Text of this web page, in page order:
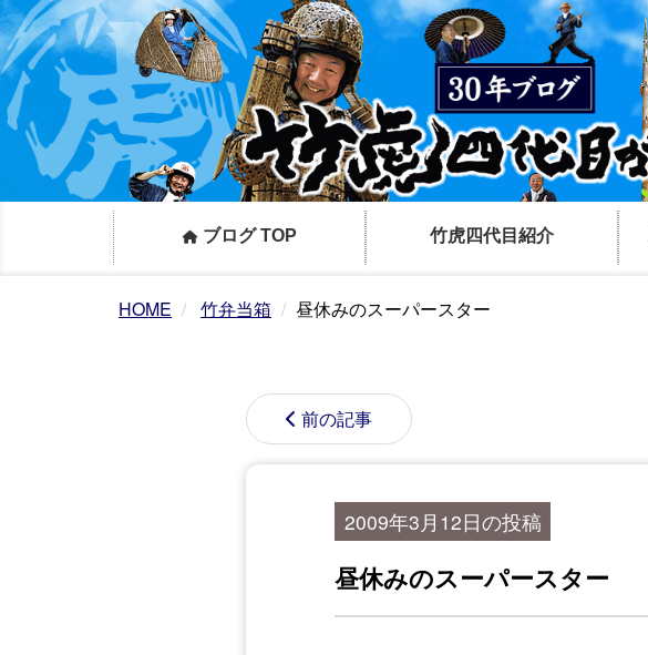
ブログ TOP 竹虎四代目紹介
HOME 竹弁当箱 昼休みのスーパースター
前の記事
2009年3月12日の投稿
昼休みのスーパースター